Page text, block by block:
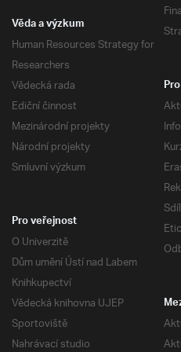
Věda a výzkum
Human Resources Strategy for
Researchers
Vědecká rada
Ediční činnost
Mezinárodní projekty
Národní projekty
Smluvní výzkum
Pro veřejnost
O Univerzitě
Dům umění Ústí nad Labem
Knihkupectví
Vědecká knihovna UJEP
Sportoviště
Nahrávací studio